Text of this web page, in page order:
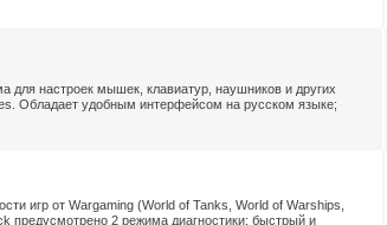
для настроек мышек, клавиатур, наушников и других
Обладает удобным интерфейсом на русском языке;
игр от Wargaming (World of Tanks, World of Warships,
предусмотрено 2 режима диагностики: быстрый и